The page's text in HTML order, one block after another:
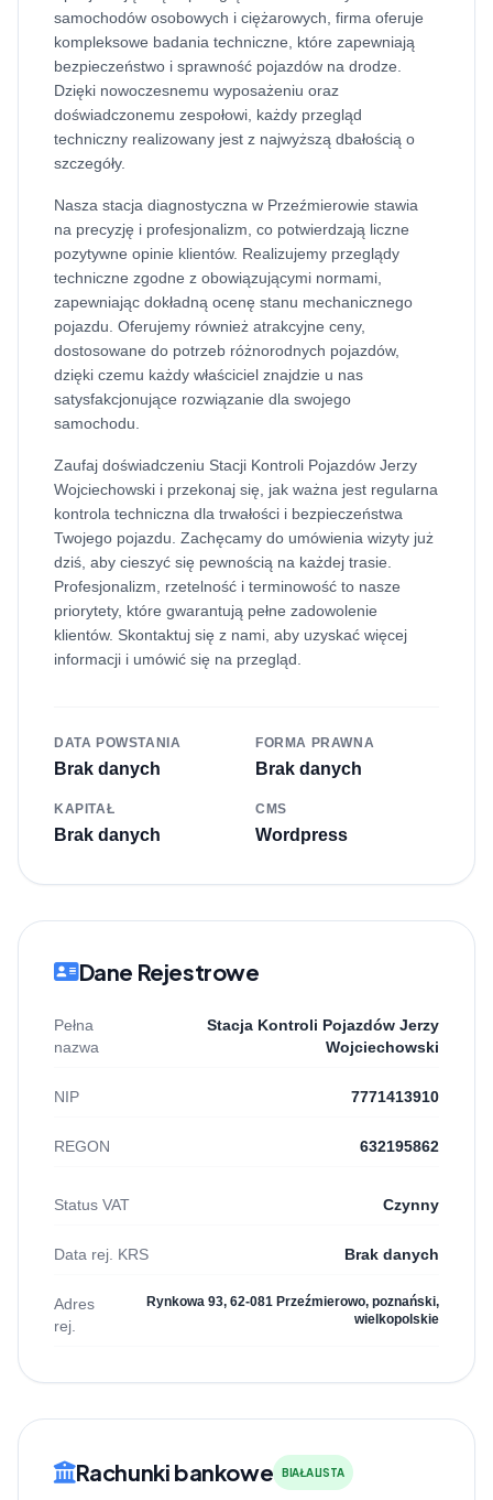
samochodów osobowych i ciężarowych, firma oferuje
kompleksowe badania techniczne, które zapewniają
bezpieczeństwo i sprawność pojazdów na drodze.
Dzięki nowoczesnemu wyposażeniu oraz
doświadczonemu zespołowi, każdy przegląd
techniczny realizowany jest z najwyższą dbałością o
szczegóły.
Nasza stacja diagnostyczna w Przeźmierowie stawia
na precyzję i profesjonalizm, co potwierdzają liczne
pozytywne opinie klientów. Realizujemy przeglądy
techniczne zgodne z obowiązującymi normami,
zapewniając dokładną ocenę stanu mechanicznego
pojazdu. Oferujemy również atrakcyjne ceny,
dostosowane do potrzeb różnorodnych pojazdów,
dzięki czemu każdy właściciel znajdzie u nas
satysfakcjonujące rozwiązanie dla swojego
samochodu.
Zaufaj doświadczeniu Stacji Kontroli Pojazdów Jerzy
Wojciechowski i przekonaj się, jak ważna jest regularna
kontrola techniczna dla trwałości i bezpieczeństwa
Twojego pojazdu. Zachęcamy do umówienia wizyty już
dziś, aby cieszyć się pewnością na każdej trasie.
Profesjonalizm, rzetelność i terminowość to nasze
priorytety, które gwarantują pełne zadowolenie
klientów. Skontaktuj się z nami, aby uzyskać więcej
informacji i umówić się na przegląd.
DATA POWSTANIA
Brak danych
FORMA PRAWNA
Brak danych
KAPITAŁ
Brak danych
CMS
Wordpress
Dane Rejestrowe
Pełna
nazwa
Stacja Kontroli Pojazdów Jerzy
Wojciechowski
NIP 7771413910
REGON 632195862
Status VAT Czynny
Data rej. KRS Brak danych
Adres
rej.
Rynkowa 93, 62-081 Przeźmierowo, poznański,
wielkopolskie
Rachunki bankowe BIAŁA LISTA